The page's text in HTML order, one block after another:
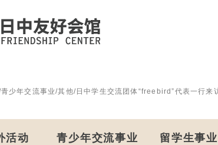
青少年交流事业/其他/日中学生交流团体“freebird”代表一行来
活动 青少年交流事业 留学生事业